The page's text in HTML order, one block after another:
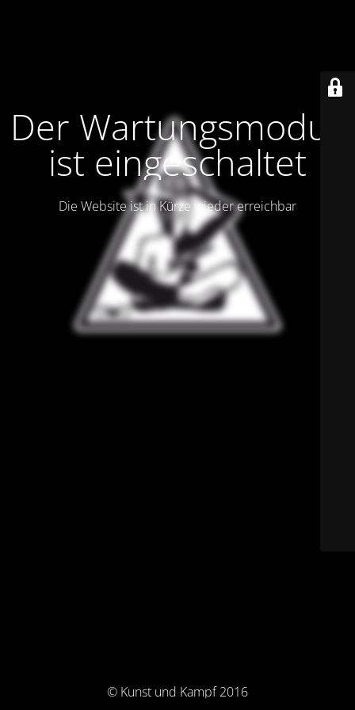
Der Wartungsmodus
ist eingeschaltet
Die Website ist in Kürze wieder erreichbar
© Kunst und Kampf 2016